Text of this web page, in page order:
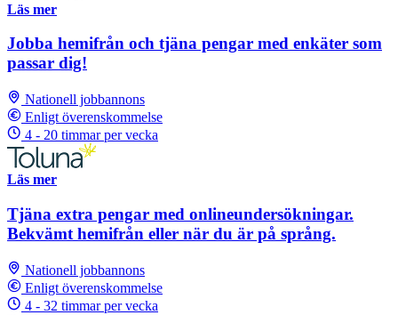
Läs mer
Jobba hemifrån och tjäna pengar med enkäter som
passar dig!
Nationell jobbannons
Enligt överenskommelse
4 - 20 timmar per vecka
Läs mer
Tjäna extra pengar med onlineundersökningar.
Bekvämt hemifrån eller när du är på språng.
Nationell jobbannons
Enligt överenskommelse
4 - 32 timmar per vecka